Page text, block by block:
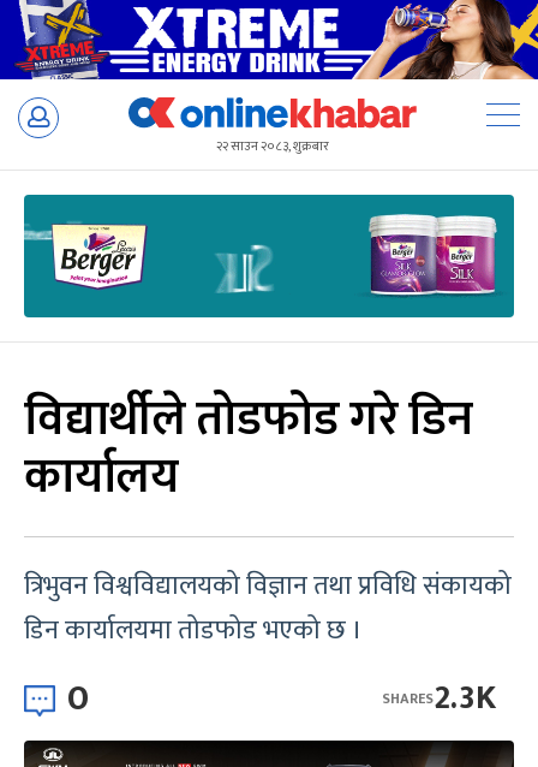
Skip
२२ साउन २०८३, शुक्रबार
विद्यार्थीले तोडफोड गरे डिन
कार्यालय
त्रिभुवन विश्वविद्यालयको विज्ञान तथा प्रविधि संकायको
डिन कार्यालयमा तोडफोड भएको छ ।
0 2.3K
SHARES